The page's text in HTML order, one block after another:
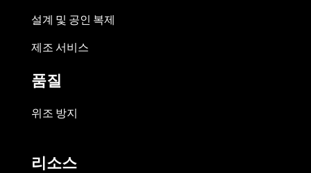
설계 및 공인 복제
제조 서비스
품질
위조 방지
리소스